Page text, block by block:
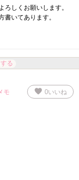
しくお願いします。
いてあります。
る
モ favorite 0いいね